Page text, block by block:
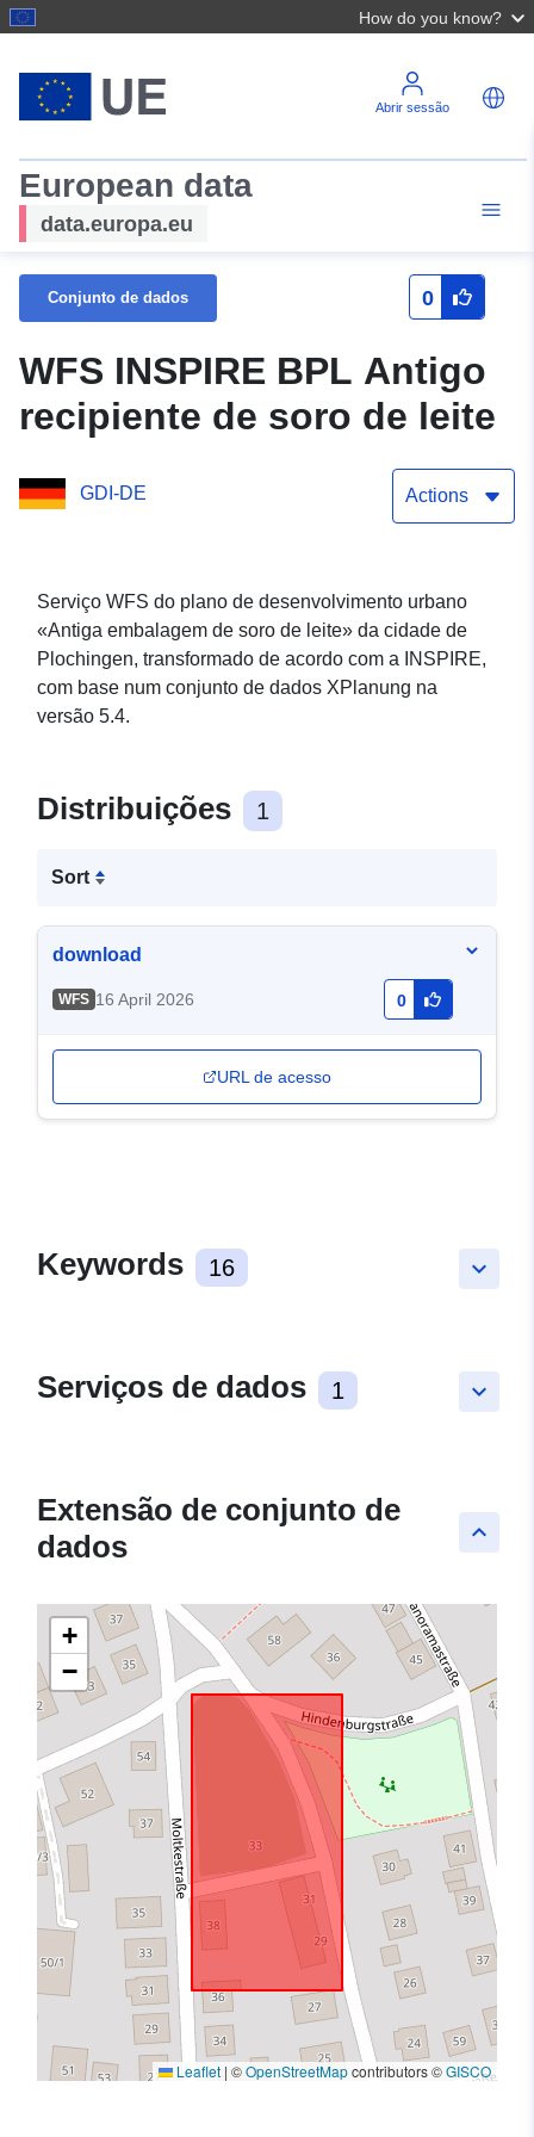
How do you know?
Abrir sessão
European data
data.europa.eu
Conjunto de dados 0
WFS INSPIRE BPL Antigo
recipiente de soro de leite
GDI-DE Actions
Serviço WFS do plano de desenvolvimento urbano
«Antiga embalagem de soro de leite» da cidade de
Plochingen, transformado de acordo com a INSPIRE,
com base num conjunto de dados XPlanung na
versão 5.4.
Distribuições 1
Sort
download
WFS 16 April 2026 0
URL de acesso
keyboard_arrow_down
Keywords 16
keyboard_arrow_down
Serviços de dados 1
keyboard_arrow_up
Extensão de conjunto de
dados
+
−
Leaflet | ©OpenStreetMapcontributors ©GISCO